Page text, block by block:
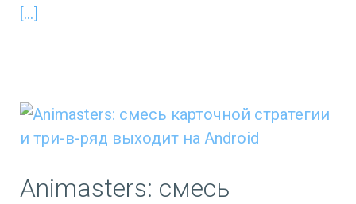
[…]
Animasters: смесь